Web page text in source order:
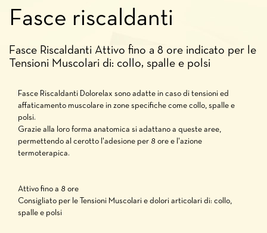
Fasce riscaldanti
Fasce Riscaldanti Attivo fino a 8 ore indicato per le
Tensioni Muscolari di: collo, spalle e polsi
Fasce Riscaldanti Dolorelax sono adatte in caso di tensioni ed
affaticamento muscolare in zone specifiche come collo, spalle e
polsi.
Grazie alla loro forma anatomica si adattano a queste aree,
permettendo al cerotto l'adesione per 8 ore e l'azione
termoterapica.
Attivo fino a 8 ore
Consigliato per le Tensioni Muscolari e dolori articolari di: collo,
spalle e polsi